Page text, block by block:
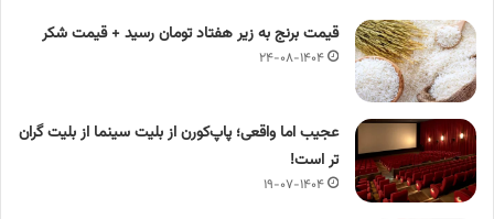
قیمت برنج به زیر هفتاد تومان رسید + قیمت شکر
۲۴-۰۸-۱۴۰۴
عجیب اما واقعی؛ پاپ‌کورن از بلیت سینما از بلیت گران
تر است!
۱۹-۰۷-۱۴۰۴